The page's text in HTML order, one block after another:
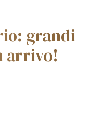
grandi
arrivo!